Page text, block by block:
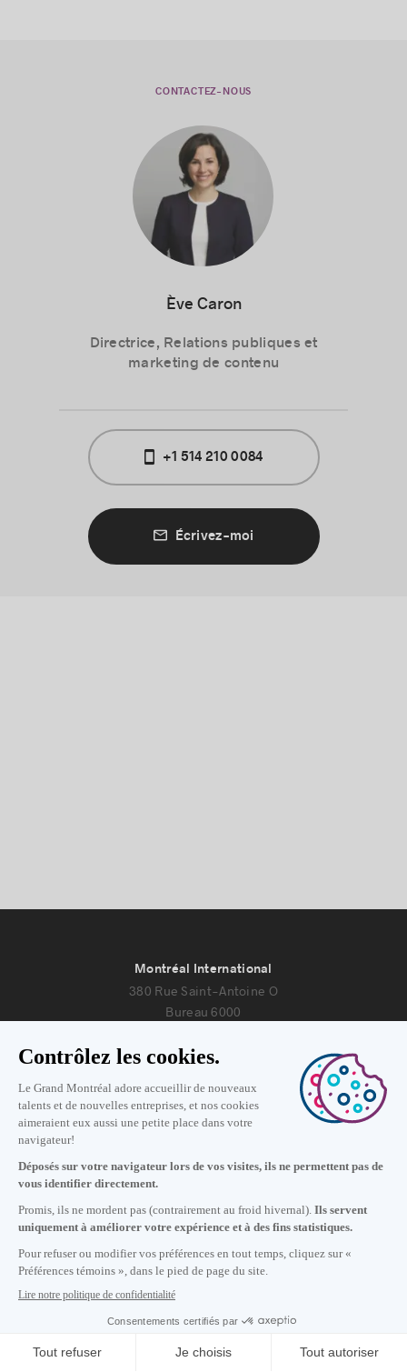
CONTACTEZ-NOUS
Ève Caron
Directrice, Relations publiques et
marketing de contenu
+1 514 210 0084
Écrivez-moi
S'abonner à notre infolettre
Carrières
À propos de nous
Montréal International
380 Rue Saint-Antoine O
Bureau 6000
Nous joindre
Lundi au vendredi de 8h30 à 17h.